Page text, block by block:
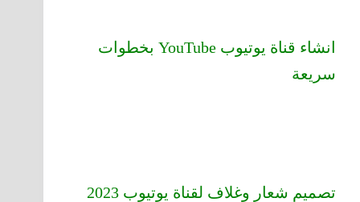
انشاء قناة يوتيوب YouTube بخطوات
سريعة
تصميم شعار وغلاف لقناة يوتيوب 2023